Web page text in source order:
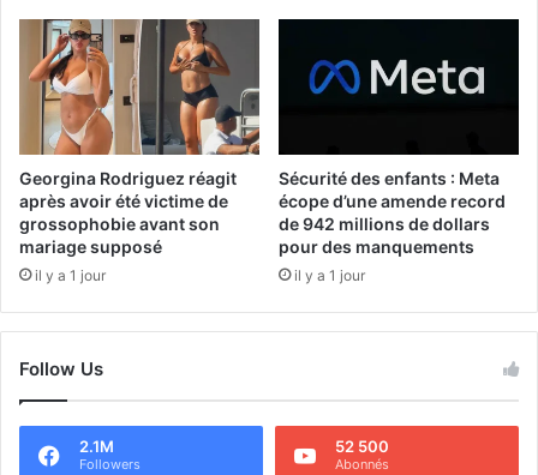
Georgina Rodriguez réagit
après avoir été victime de
grossophobie avant son
mariage supposé
il y a 1 jour
Sécurité des enfants : Meta
écope d’une amende record
de 942 millions de dollars
pour des manquements
il y a 1 jour
Follow Us
2.1M
Followers
52 500
Abonnés